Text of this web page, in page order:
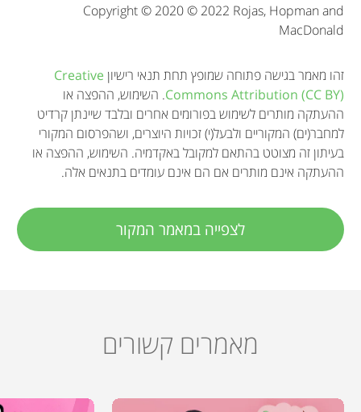
n
Copyright © 2020 © 2022 Rojas, Hopman and
MacDonald
זהו מאמר בגישה פתוחה שמופץ תחת תנאי רישיון Creative
Commons Attribution (CC BY). השימוש, ההפצה או
ההעתקה מותרים לשימוש בפורומים אחרים ובלבד שיינתן קרדיט
למחבר(ים) המקוריים ולבעל(י) זכויות היוצרים, ושהפרסום המקורי
בעיתון זה מצוטט בהתאם למקובל באקדמיה. השימוש, ההפצה או
ההעתקה אינם מותרים אם הם אינם עומדים בתנאים אלה.
לצפייה במאמר המקור
מאמרים קשורים